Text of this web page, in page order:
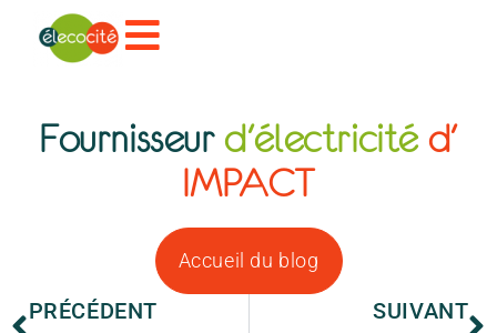
Fournisseurd'électricité d'
IMPACT
Accueil du blog
PRÉCÉDENT SUIVANT